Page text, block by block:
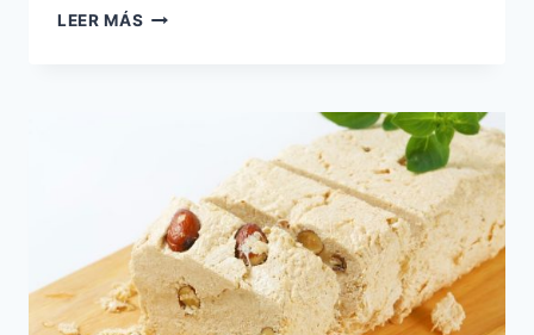
LEER MÁS JALEA